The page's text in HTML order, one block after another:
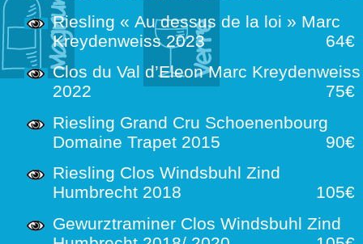
Riesling « Au dessus de la loi » Marc
Kreydenweiss 2023
64€
Clos du Val d’Eleon Marc Kreydenweiss
2022
75€
Riesling Grand Cru Schoenenbourg
Domaine Trapet 2015
90€
Riesling Clos Windsbuhl Zind
Humbrecht 2018
105€
Gewurztraminer Clos Windsbuhl Zind